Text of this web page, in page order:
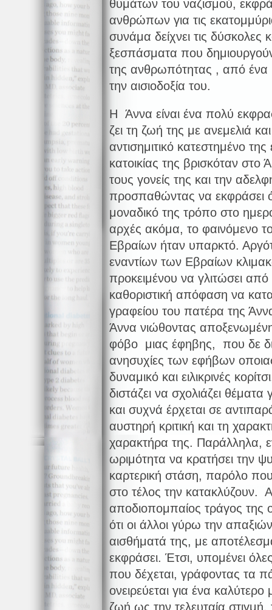
θυμάτων του ναζισμού,
ανθρώπων για τις
συνάμα δείχνει τις δύσκολες
ξεσπάσματα που
της ανθρωπότητας , από ένα
την αισιοδοξία του.
Η Άννα είναι ένα πολύ
ζει τη ζωή της με ανεμελιά
αντισημιτικό κατεστημένο
κατοικίας της βρισκόταν
τους γονείς της και την
προσπαθώντας να εκφράσει
μοναδικό της τρόπο στο
αρχές ακόμα, το φαινόμενο
Εβραίων ήταν υπαρκτό.
εναντίων των Εβραίων
προκειμένου να γλιτώσει
καθοριστική απόφαση να
γραφείου του πατέρα της
Άννα νιώθοντας αποξενωμένη
φόβο μιας έφηβης, που δε
ανησυχίες των εφήβων
δυναμικό και ειλικρινές
διστάζει να σχολιάζει
και συχνά έρχεται σε
αυστηρή κριτική και τη
χαρακτήρα της. Παράλληλα,
ωριμότητα να κρατήσει την
καρτερική στάση, παρόλο
στο τέλος την κατακλύζουν.
αποδιοπομπαίος τράγος της
ότι οι άλλοι γύρω την
αισθήματά της, με
εκφράσει. Έτσι, υπομένει
που δέχεται, γράφοντας τα
ονειρεύεται για ένα καλύτερο
ζωή ως την τελευταία